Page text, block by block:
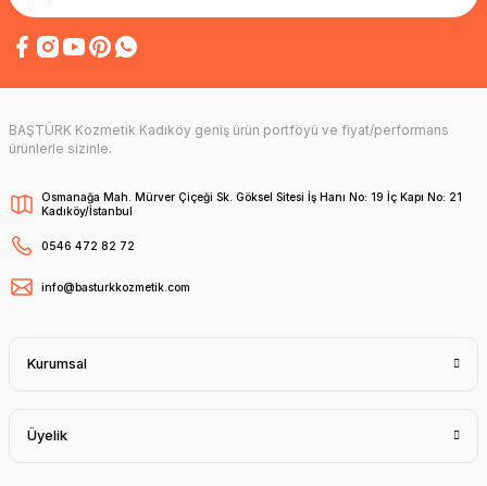
BAŞTÜRK Kozmetik Kadıköy geniş ürün portföyü ve fiyat/performans
ürünlerle sizinle.
Osmanağa Mah. Mürver Çiçeği Sk. Göksel Sitesi İş Hanı No: 19 İç Kapı No: 21
Kadıköy/İstanbul
0546 472 82 72
info@basturkkozmetik.com
Kurumsal
Üyelik